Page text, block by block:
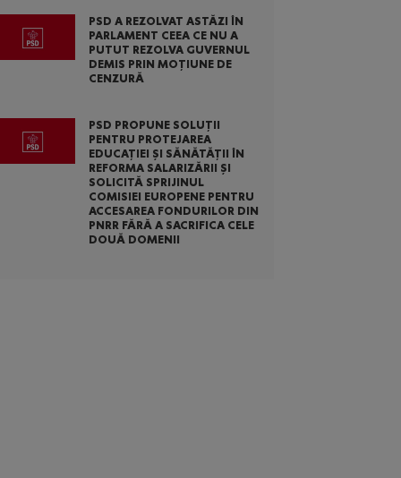
PSD A REZOLVAT ASTĂZI ÎN
PARLAMENT CEEA CE NU A
PUTUT REZOLVA GUVERNUL
DEMIS PRIN MOȚIUNE DE
CENZURĂ
PSD PROPUNE SOLUȚII
PENTRU PROTEJAREA
EDUCAȚIEI ȘI SĂNĂTĂȚII ÎN
REFORMA SALARIZĂRII ȘI
SOLICITĂ SPRIJINUL
COMISIEI EUROPENE PENTRU
ACCESAREA FONDURILOR DIN
PNRR FĂRĂ A SACRIFICA CELE
DOUĂ DOMENII